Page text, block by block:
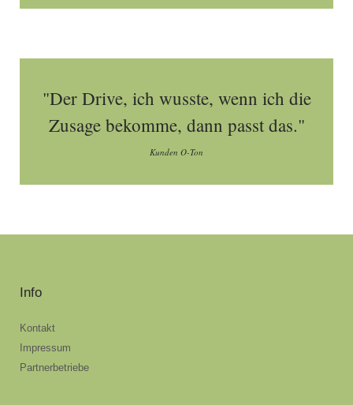
"Der Drive, ich wusste, wenn ich die
Zusage bekomme, dann passt das."
Kunden O-Ton
Info
Kontakt
Impressum
Partnerbetriebe